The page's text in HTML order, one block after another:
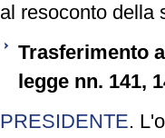
al resoconto della
Trasferimento
legge nn. 141,
PRESIDENTE.